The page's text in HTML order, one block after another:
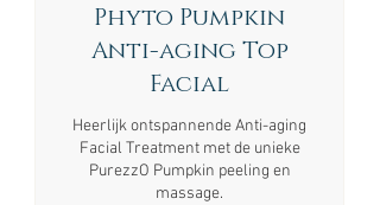
Phyto Pumpkin
Anti-aging Top
Facial
Heerlijk ontspannende Anti-aging
Facial Treatment met de unieke
PurezzO Pumpkin peeling en
massage.